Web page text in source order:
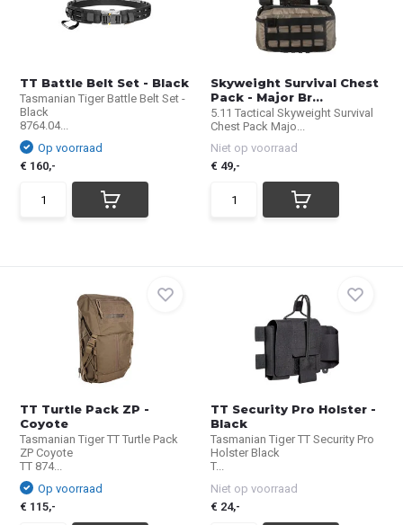
TT Battle Belt Set - Black
Tasmanian Tiger Battle Belt Set -
Black
8764.04...
Op voorraad
€ 160,-
Skyweight Survival Chest
Pack - Major Br...
5.11 Tactical Skyweight Survival
Chest Pack Majo...
Niet op voorraad
€ 49,-
TT Turtle Pack ZP -
Coyote
Tasmanian Tiger TT Turtle Pack
ZP Coyote
TT 874...
Op voorraad
€ 115,-
TT Security Pro Holster -
Black
Tasmanian Tiger TT Security Pro
Holster Black
T...
Niet op voorraad
€ 24,-